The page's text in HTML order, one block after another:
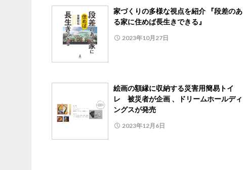
家づくりの多様な視点を紹介 『段差のあ
る家に住めば長生きできる』
2023年10月27日
絵画の額縁に収納する災害用簡易トイ
レ 被災者が企画 、ドリームホールディ
ングスが発売
2023年12月6日